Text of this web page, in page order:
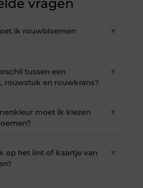
vragen
ik rouwbloemen
▼
tussen een
rouwstuk en rouwkrans?
▼
moet ik kiezen
▼
op het lint of kaartje van
▼